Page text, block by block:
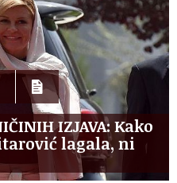
IZJAVA: Kako
lagala, ni